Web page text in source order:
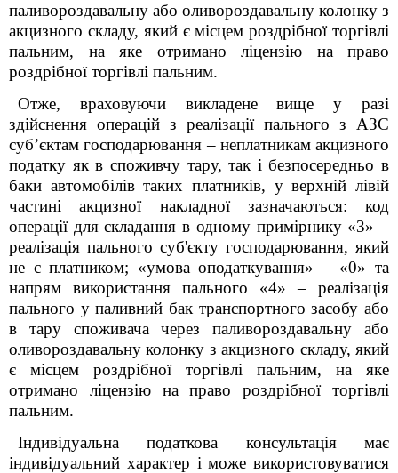
паливороздавальну або оливороздавальну колонку з
акцизного складу, який є місцем роздрібної торгівлі
пальним, на яке отримано ліцензію на право
роздрібної торгівлі пальним.
Отже, враховуючи викладене вище у разі
здійснення операцій з реалізації пального з АЗС
суб’єктам господарювання – неплатникам акцизного
податку як в споживчу тару, так і безпосередньо в
баки автомобілів таких платників, у верхній лівій
частині акцизної накладної зазначаються: код
операції для складання в одному примірнику «3» –
реалізація пального суб'єкту господарювання, який
не є платником; «умова оподаткування» – «0» та
напрям використання пального «4» – реалізація
пального у паливний бак транспортного засобу або
в тару споживача через паливороздавальну або
оливороздавальну колонку з акцизного складу, який
є місцем роздрібної торгівлі пальним, на яке
отримано ліцензію на право роздрібної торгівлі
пальним.
Індивідуальна податкова консультація має
індивідуальний характер і може використовуватися